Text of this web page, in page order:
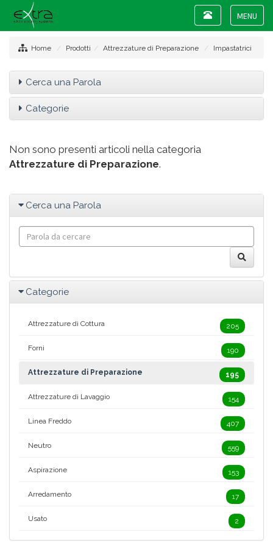
Toggle
Toggle
navigation
Home Prodotti Attrezzature di Preparazione Impastatrici
Cerca una Parola
Categorie
Non sono presenti articoli nella categoria
Attrezzature di Preparazione.
Cerca una Parola
Categorie
Attrezzature di Cottura 205
Forni 190
Attrezzature di Preparazione 195
Attrezzature di Lavaggio 154
Linea Freddo 407
Neutro 559
Aspirazione 153
Arredamento 17
Usato 2